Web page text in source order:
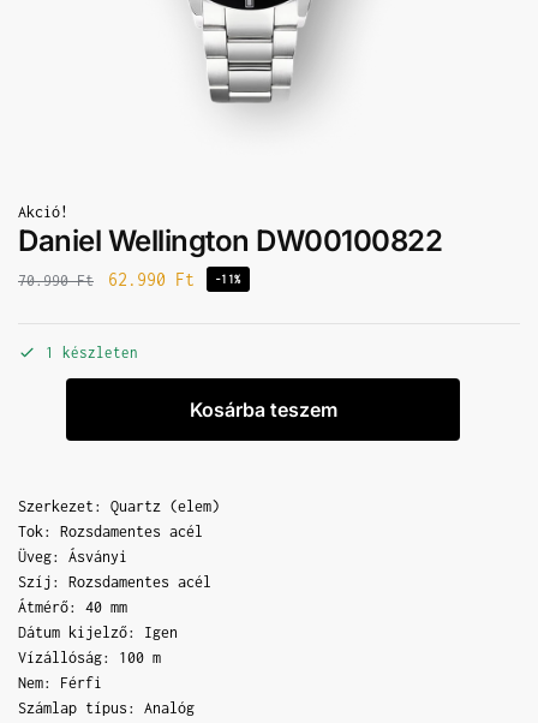
Akció!
Daniel Wellington DW00100822
70.990Ft 62.990 Ft -11%
1 készleten
Kosárba teszem
Szerkezet: Quartz (elem)
Tok: Rozsdamentes acél
Üveg: Ásványi
Szíj: Rozsdamentes acél
Átmérő: 40 mm
Dátum kijelző: Igen
Vízállóság: 100 m
Nem: Férfi
Számlap típus: Analóg